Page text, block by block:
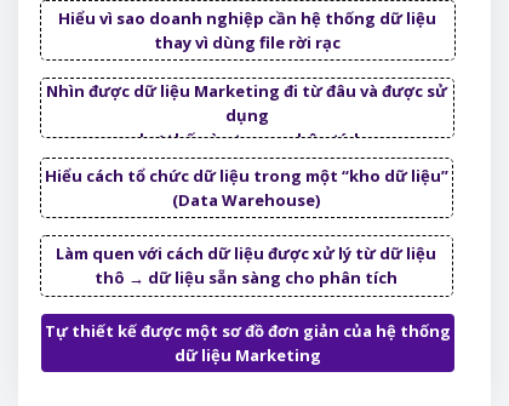
Hiểu vì sao doanh nghiệp cần hệ thống dữ liệu
thay vì dùng file rời rạc
Làm quen với cách dữ liệu được xử lý từ dữ liệu
thô → dữ liệu sẵn sàng cho phân tích
Nhìn được dữ liệu Marketing đi từ đâu và được sử
dụng
như thế nào trong phân tích
Hiểu cách tổ chức dữ liệu trong một “kho dữ liệu”
(Data Warehouse)
Tự thiết kế được một sơ đồ đơn giản của hệ thống
dữ liệu Marketing